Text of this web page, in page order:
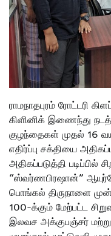
ராமநாதபுரம் ரோட்டரி
கிளினிக் இணைந்து
குழந்தைகள் முதல் 16
எதிர்ப்பு சக்தியை
அதிகப்படுத்தி படிப்பில்
“ஸ்வர்ணபிரஷான்”
பொங்கல் திருநாளை
100-க்கும் மேற்பட்ட
இலவச அக்குபஞ்சர்